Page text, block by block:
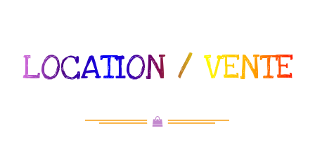
LOCATION / VENTE